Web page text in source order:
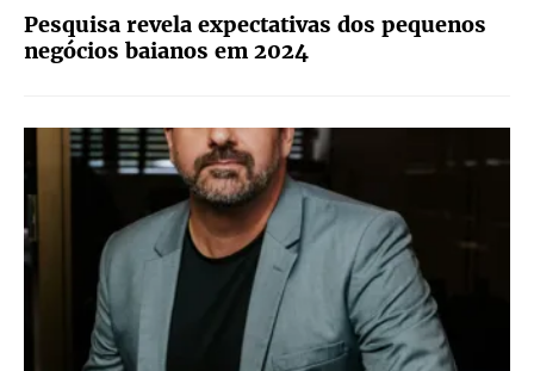
Pesquisa revela expectativas dos pequenos
negócios baianos em 2024